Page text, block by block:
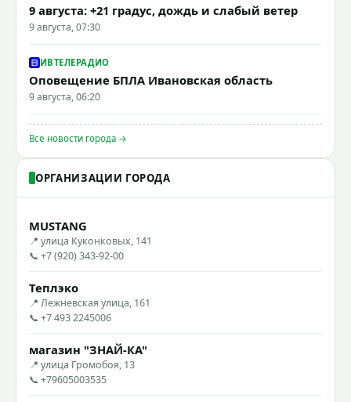
9 августа: +21 градус, дождь и слабый ветер
9 августа, 07:30
ИВТЕЛЕРАДИО
Оповещение БПЛА Ивановская область
9 августа, 06:20
Все новости города →
ОРГАНИЗАЦИИ ГОРОДА
MUSTANG
📍 улица Куконковых, 141
📞 +7 (920) 343-92-00
Теплэко
📍 Лежневская улица, 161
📞 +7 493 2245006
магазин "ЗНАЙ-КА"
📍 улица Громобоя, 13
📞 +79605003535